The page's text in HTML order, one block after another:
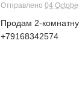
Отправлено04
Продам 2-
+79168342574